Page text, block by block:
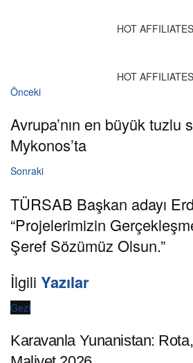
HOT AFFILIATES
HOT AFFILIATES
Önceki
Avrupa’nın en büyük tuzlu
Mykonos’ta
Sonraki
TÜRSAB Başkan adayı
“Projelerimizin
Şeref Sözümüz Olsun.”
İlgili Yazılar
Gezi
Karavanla Yunanistan: